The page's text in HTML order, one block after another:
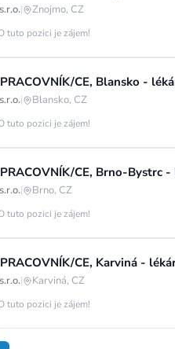
| Znojmo, CZ
tuto pozici je zájem!
CE, Blansko -
| Blansko, CZ
tuto pozici je zájem!
CE, Brno-Bystrc
| Brno, CZ
tuto pozici je zájem!
CE, Karviná -
| Karviná, CZ
tuto pozici je zájem!